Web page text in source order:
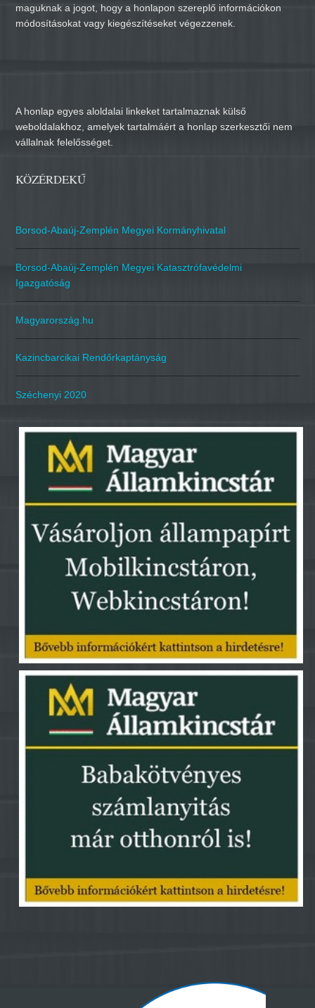
maguknak a jogot, hogy a honlapon szereplő információkon
módosításokat vagy kiegészítéseket végezzenek.
A honlap egyes aloldalai linkeket tartalmaznak külső
weboldalakhoz, amelyek tartalmáért a honlap szerkesztői nem
vállalnak felelősséget.
KÖZÉRDEKŰ
Borsod-Abaúj-Zemplén Megyei Kormányhivatal
Borsod-Abaúj-Zemplén Megyei Katasztrófavédelmi
Igazgatóság
Magyarország.hu
Kazincbarcikai Rendőrkaptányság
Széchenyi 2020